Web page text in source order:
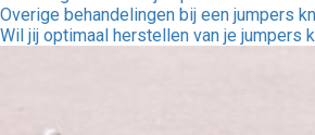
Overige behandelingen bij een jumpers
Wil jij optimaal herstellen van je jumpers
zijn